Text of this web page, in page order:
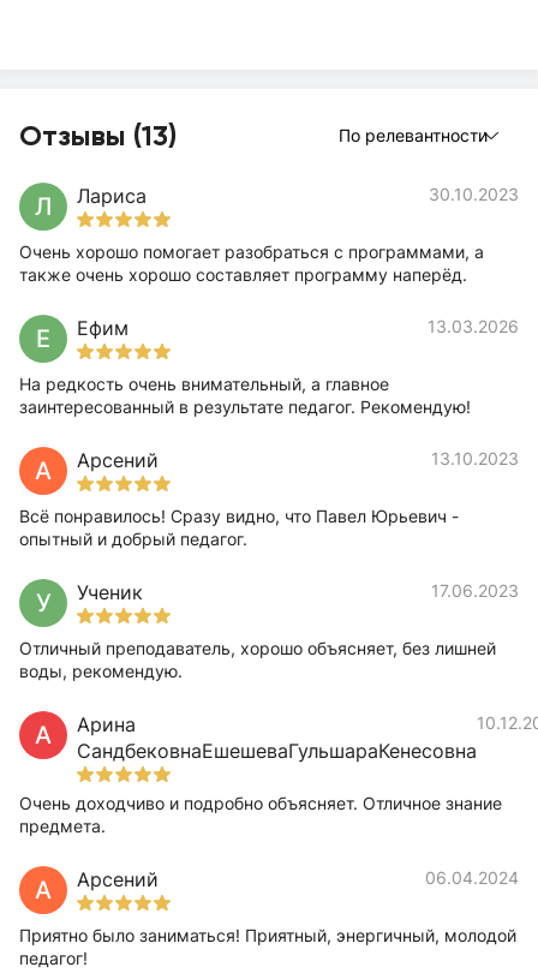
Отзывы (13) По релевантности
Л Лариса 30.10.2023
Очень хорошо помогает разобраться с программами, а
также очень хорошо составляет программу наперёд.
Е Ефим 13.03.2026
На редкость очень внимательный, а главное
заинтересованный в результате педагог. Рекомендую!
А Арсений 13.10.2023
Всё понравилось! Сразу видно, что Павел Юрьевич -
опытный и добрый педагог.
У Ученик 17.06.2023
Отличный преподаватель, хорошо объясняет, без лишней
воды, рекомендую.
А
Арина
СандбековнаЕшешеваГульшараКенесовна
Очень доходчиво и подробно объясняет. Отличное знание
предмета.
А Арсений 06.04.2024
Приятно было заниматься! Приятный, энергичный, молодой
педагог!